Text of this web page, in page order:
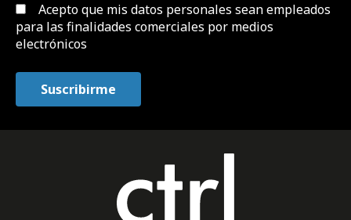
Acepto que mis datos personales sean empleados
para las finalidades comerciales por medios
electrónicos